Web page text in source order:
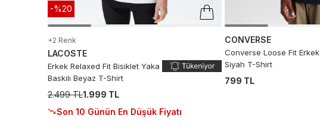
-%20
+2 Renk
LACOSTE
Erkek Relaxed Fit Bisiklet Yaka
Baskılı Beyaz T-Shirt
2.499 TL1.999 TL
Son 10 Günün En Düşük Fiyatı
CONVERSE
Converse Loose Fit Erkek
Siyah T-Shirt
799 TL